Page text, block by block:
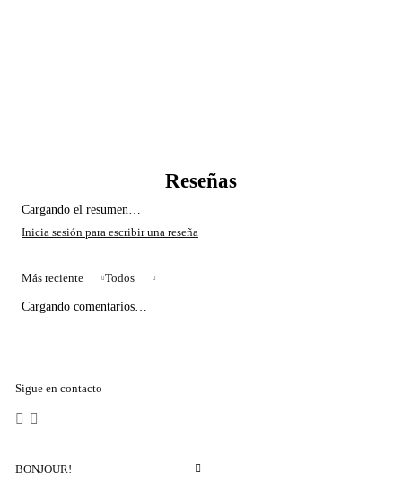
Cargando el resumen…
Más reciente Todos
Cargando comentarios…
Sigue en contacto
BONJOUR!